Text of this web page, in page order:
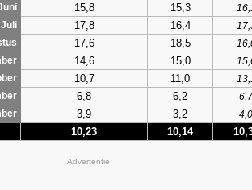
15,8 15,3
Juli
17,8 16,4
17,6 18,5
14,6 15,0
10,7 11,0
6,8 6,2
6,7
3,9 3,2 4,0
10,23 10,14
Advertentie